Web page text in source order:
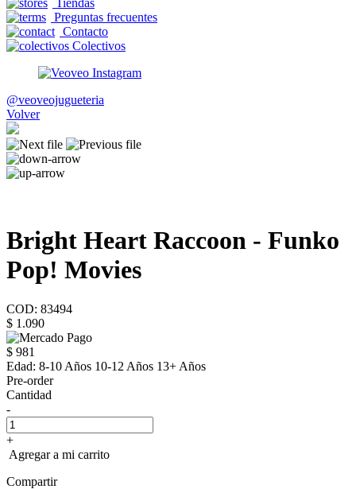
Tiendas
Preguntas frecuentes
Contacto
Colectivos
@veoveojugueteria
Volver
Bright Heart Raccoon - Funko
Pop! Movies
COD: 83494
$ 1.090
$ 981
Edad: 8-10 Años 10-12 Años 13+ Años
Pre-order
Cantidad
-
+
Agregar a mi carrito
Compartir